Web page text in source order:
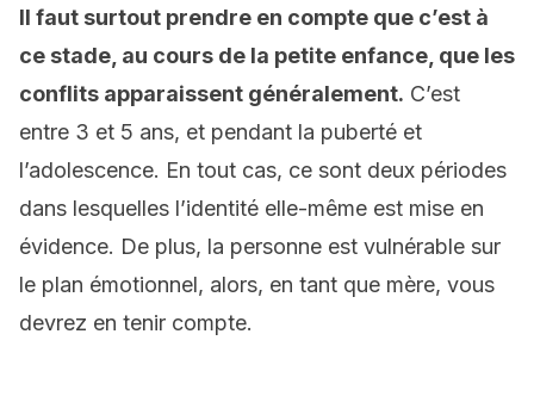
Il faut surtout prendre en compte que c’est à
ce stade, au cours de la petite enfance, que les
conflits apparaissent généralement. C’est
entre 3 et 5 ans, et pendant la puberté et
l’adolescence. En tout cas, ce sont deux périodes
dans lesquelles l’identité elle-même est mise en
évidence. De plus, la personne est vulnérable sur
le plan émotionnel, alors, en tant que mère, vous
devrez en tenir compte.